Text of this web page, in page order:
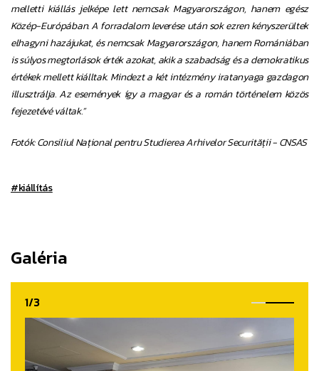
melletti kiállás jelképe lett nemcsak Magyarországon, hanem egész
Közép-Európában. A forradalom leverése után sok ezren kényszerültek
elhagyni hazájukat, és nemcsak Magyarországon, hanem Romániában
is súlyos megtorlások érték azokat, akik a szabadság és a demokratikus
értékek mellett kiálltak. Mindezt a két intézmény iratanyaga gazdagon
illusztrálja. Az események így a magyar és a román történelem közös
fejezetévé váltak.”
Fotók: Consiliul Național pentru Studierea Arhivelor Securității - CNSAS
#kiállítás
Galéria
1/3